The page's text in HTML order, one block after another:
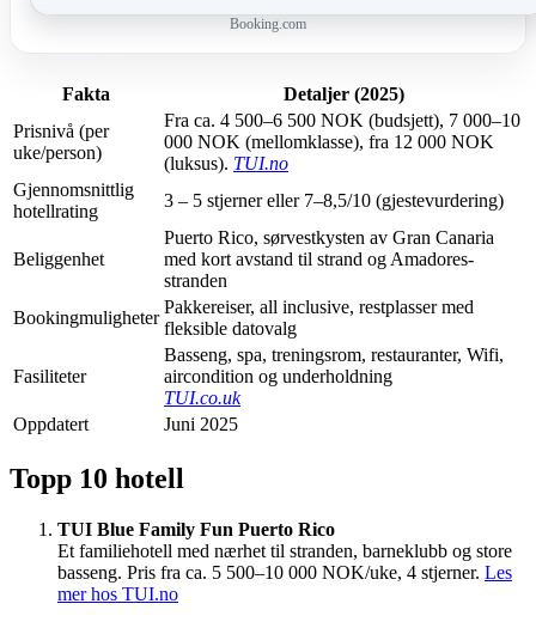
Booking.com
Fakta
Detaljer (2025)
Prisnivå (per
uke/person)
Fra ca. 4 500–6 500 NOK (budsjett), 7 000–10
000 NOK (mellomklasse), fra 12 000 NOK
(luksus). TUI.no
Gjennomsnittlig
hotellrating
3 – 5 stjerner eller 7–8,5/10 (gjestevurdering)
Beliggenhet
Puerto Rico, sørvestkysten av Gran Canaria
med kort avstand til strand og Amadores-
stranden
Bookingmuligheter
Pakkereiser, all inclusive, restplasser med
fleksible datovalg
Fasiliteter
Basseng, spa, treningsrom, restauranter, Wifi,
aircondition og underholdning
TUI.co.uk
Oppdatert
Juni 2025
Topp 10 hotell
TUI Blue Family Fun Puerto Rico
Et familiehotell med nærhet til stranden, barneklubb og store
basseng. Pris fra ca. 5 500–10 000 NOK/uke, 4 stjerner. Les
mer hos TUI.no